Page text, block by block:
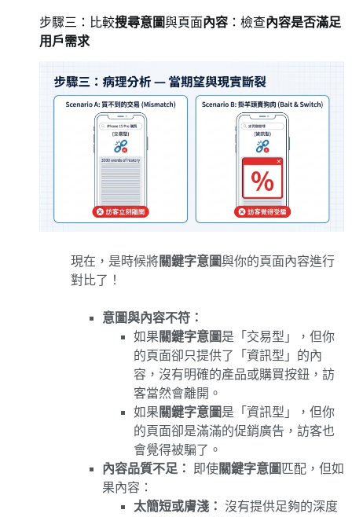
步驟三：比較搜尋意圖與頁面內容 ：檢查內容是否滿足
用戶需求
現在，是時候將關鍵字意圖與你的頁面內容進行
對比了！
意圖與內容不符：
如果 關鍵字意圖是「交易型」，但你
的頁面卻只提供了「資訊型」的內
容，沒有明確的產品或購買按鈕，訪
客當然會離開。
如果 關鍵字意圖是「資訊型」，但你
的頁面卻是滿滿的促銷廣告，訪客也
會覺得被騙了。
內容品質不足：
即使關鍵字意圖匹配，但如
果內容：
太簡短或膚淺： 沒有提供足夠的深度